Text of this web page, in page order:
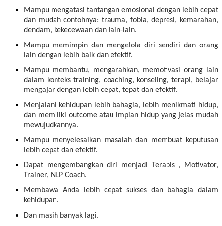
Mampu mengatasi tantangan emosional dengan lebih cepat
dan mudah contohnya: trauma, fobia, depresi, kemarahan,
dendam, kekecewaan dan lain-lain.
Mampu memimpin dan mengelola diri sendiri dan orang
lain dengan lebih baik dan efektif.
Mampu membantu, mengarahkan, memotivasi orang lain
dalam konteks training, coaching, konseling, terapi, belajar
mengajar dengan lebih cepat, tepat dan efektif.
Menjalani kehidupan lebih bahagia, lebih menikmati hidup,
dan memiliki outcome atau impian hidup yang jelas mudah
mewujudkannya.
Mampu menyelesaikan masalah dan membuat keputusan
lebih cepat dan efektif.
Dapat mengembangkan diri menjadi Terapis , Motivator,
Trainer, NLP Coach.
Membawa Anda lebih cepat sukses dan bahagia dalam
kehidupan.
Dan masih banyak lagi.